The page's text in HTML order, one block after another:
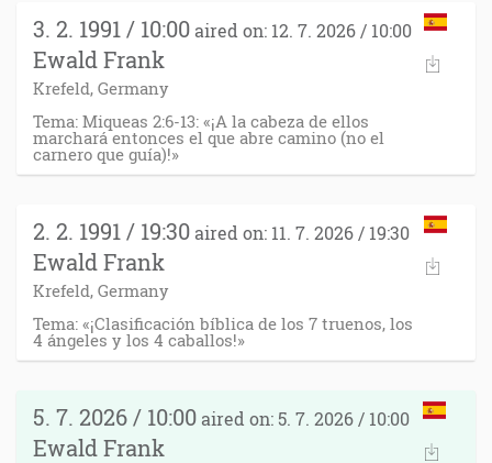
3. 2. 1991 / 10:00 aired on: 12. 7. 2026 / 10:00
Ewald Frank
Krefeld, Germany
Tema: Miqueas 2:6-13: «¡A la cabeza de ellos
marchará entonces el que abre camino (no el
carnero que guía)!»
2. 2. 1991 / 19:30 aired on: 11. 7. 2026 / 19:30
Ewald Frank
Krefeld, Germany
Tema: «¡Clasificación bíblica de los 7 truenos, los
4 ángeles y los 4 caballos!»
5. 7. 2026 / 10:00 aired on: 5. 7. 2026 / 10:00
Ewald Frank